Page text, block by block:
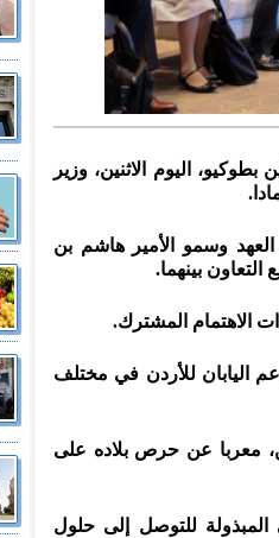
اليوم الاثنين، وزير
العهد وسمو الأمير هاشم بن
التعاون بينهما.
الاهتمام المشترك.
اليابان للأردن في مختلف
معربا عن حرص بلاده على
المبذولة للتوصل إلى حلول